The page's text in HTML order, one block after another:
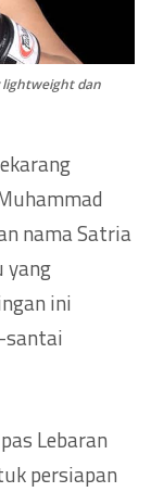
lightweight dan
nama Satria
yang
ini
santai
Lebaran
persiapan